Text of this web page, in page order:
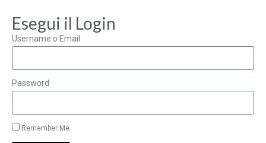
Esegui il Login
Username o Email
Password
Remember Me